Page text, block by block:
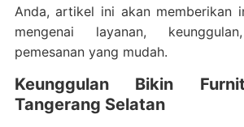
Anda, artikel ini akan memberikan
mengenai layanan,
pemesanan yang mudah.
Keunggulan Bikin
Tangerang Selatan